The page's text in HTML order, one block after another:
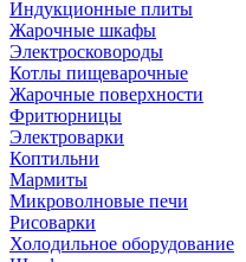
Индукционные плиты
Жарочные шкафы
Электросковороды
Котлы пищеварочные
Жарочные поверхности
Фритюрницы
Электроварки
Коптильни
Мармиты
Микроволновые печи
Рисоварки
Холодильное оборудование